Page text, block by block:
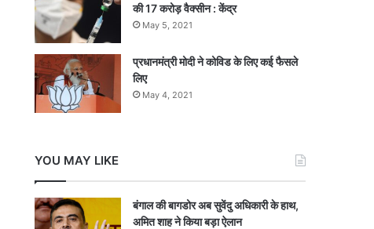
की 17 करोड़ वैक्सीन : केंद्र
May 5, 2021
प्रधानमंत्री मोदी ने कोविड के लिए कई फैसले
लिए
May 4, 2021
YOU MAY LIKE
बंगाल की बागडोर अब सुवेंदु अधिकारी के हाथ,
अमित शाह ने किया बड़ा ऐलान